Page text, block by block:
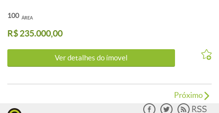
Imóvel com habite-se. CARACTERISTICAS:
ÁREA
100
R$ 235.000,00
Ver detalhes do ímovel
Próximo